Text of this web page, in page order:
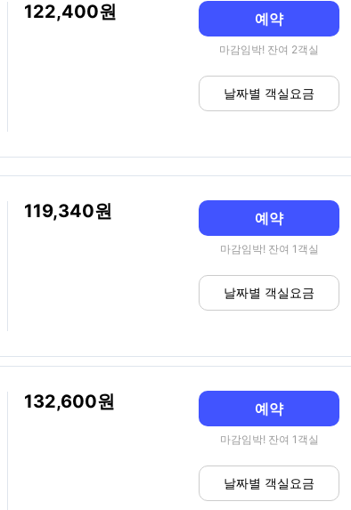
122,400 예약
마감임박! 잔여 2객실
날짜별 객실요금
119,340 예약
마감임박! 잔여 1객실
날짜별 객실요금
132,600 예약
마감임박! 잔여 1객실
날짜별 객실요금